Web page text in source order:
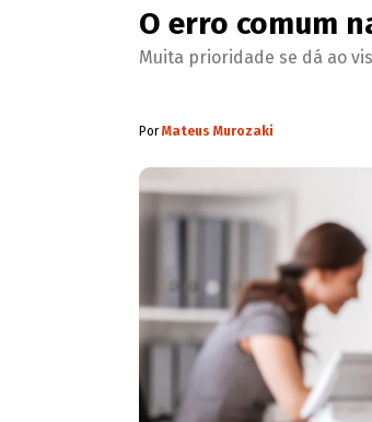
O erro comum
Muita prioridade se dá ao
PorMateus Murozaki